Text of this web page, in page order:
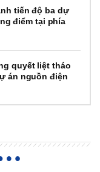
tiến độ ba dự
điểm tại phía
quyết liệt tháo
án nguồn điện